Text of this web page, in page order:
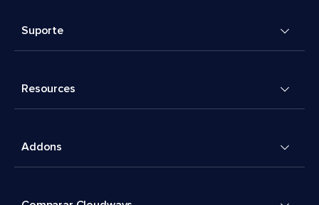
Suporte
Resources
Addons